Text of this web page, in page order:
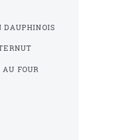
DAUPHINOIS
FOUR